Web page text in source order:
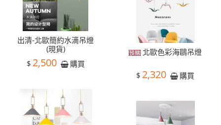
出清-北歐簡約水滴吊燈
(現貨)
$ 2,500 購買
北歐色彩海鷗吊燈
$ 2,320 購買